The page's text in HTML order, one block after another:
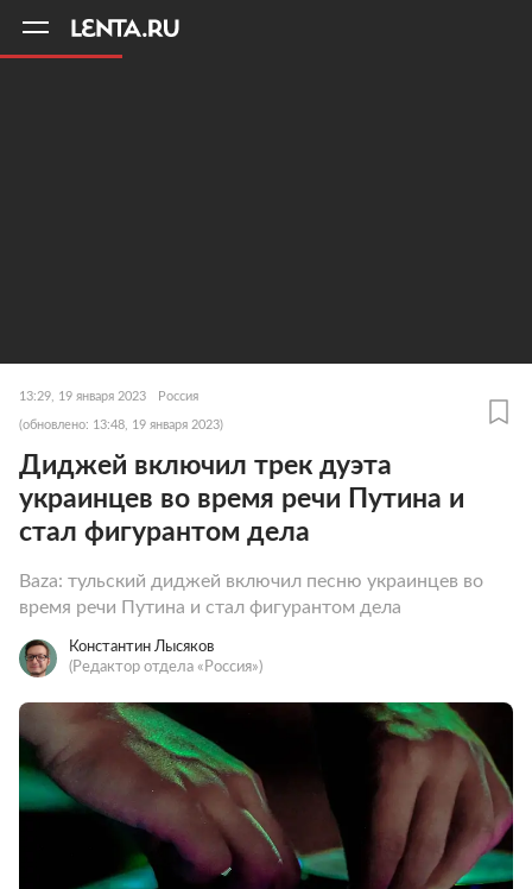
13:29, 19 января 2023 Россия
(обновлено: 13:48, 19 января 2023)
Диджей включил трек дуэта
украинцев во время речи Путина и
стал фигурантом дела
Baza: тульский диджей включил песню украинцев во
время речи Путина и стал фигурантом дела
Константин Лысяков
(Редактор отдела «Россия»)